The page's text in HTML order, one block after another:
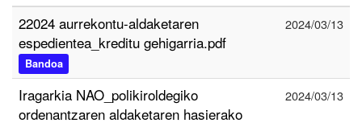
22024 aurrekontu-aldaketaren
espedientea_kreditu gehigarria.pdf
Bandoa
2024/03/13
Iragarkia NAO_polikiroldegiko
ordenantzaren aldaketaren hasierako
2024/03/13